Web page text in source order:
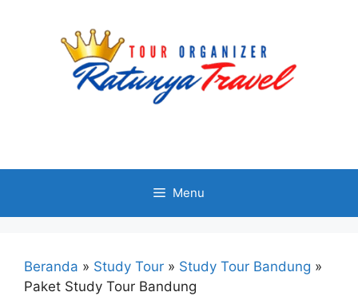
Menu
Beranda » Study Tour » Study Tour Bandung »
Paket Study Tour Bandung